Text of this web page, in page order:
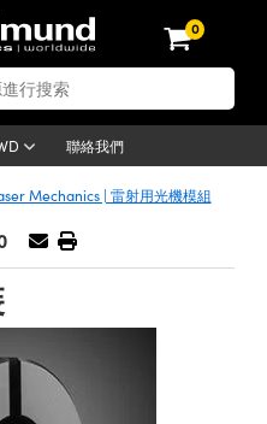
0
聯絡我們
Mechanics | 雷射用光機模組